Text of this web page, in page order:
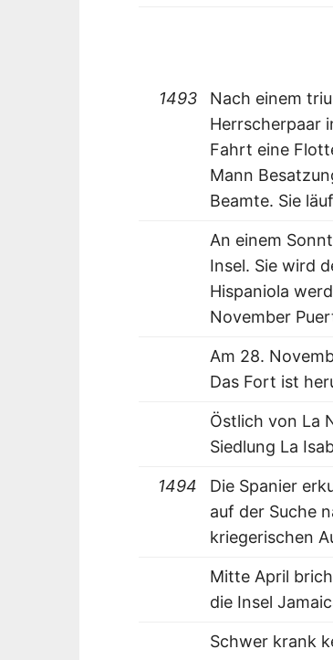
1493
Nach einem
Herrscherpaar
Fahrt eine
Mann
Beamte. Sie
An einem
Insel. Sie wird
Hispaniola
November
Am 28.
Das Fort ist
Östlich von La
Siedlung La
1494
Die Spanier
auf der Suche
kriegerischen
Mitte April
die Insel
Schwer krank